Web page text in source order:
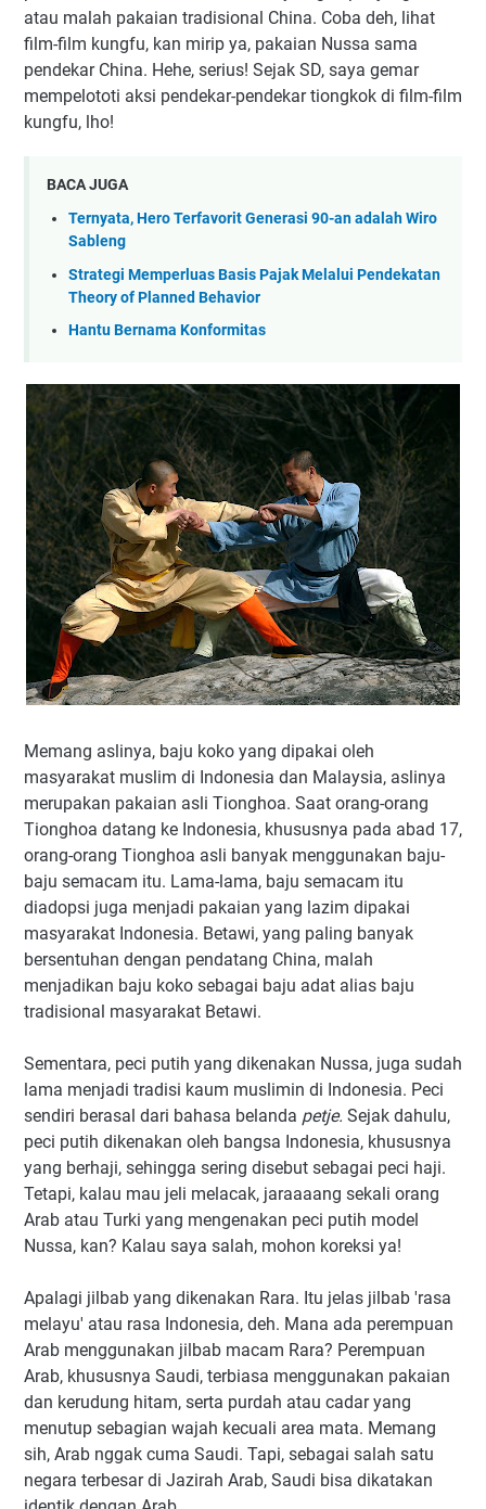
atau malah pakaian tradisional China. Coba deh, lihat
film-film kungfu, kan mirip ya, pakaian Nussa sama
pendekar China. Hehe, serius! Sejak SD, saya gemar
mempelototi aksi pendekar-pendekar tiongkok di film-film
kungfu, lho!
BACA JUGA
Ternyata, Hero Terfavorit Generasi 90-an adalah Wiro
Sableng
Strategi Memperluas Basis Pajak Melalui Pendekatan
Theory of Planned Behavior
Hantu Bernama Konformitas
Memang aslinya, baju koko yang dipakai oleh
masyarakat muslim di Indonesia dan Malaysia, aslinya
merupakan pakaian asli Tionghoa. Saat orang-orang
Tionghoa datang ke Indonesia, khususnya pada abad 17,
orang-orang Tionghoa asli banyak menggunakan baju-
baju semacam itu. Lama-lama, baju semacam itu
diadopsi juga menjadi pakaian yang lazim dipakai
masyarakat Indonesia. Betawi, yang paling banyak
bersentuhan dengan pendatang China, malah
menjadikan baju koko sebagai baju adat alias baju
tradisional masyarakat Betawi.
Sementara, peci putih yang dikenakan Nussa, juga sudah
lama menjadi tradisi kaum muslimin di Indonesia. Peci
sendiri berasal dari bahasa belanda petje. Sejak dahulu,
peci putih dikenakan oleh bangsa Indonesia, khususnya
yang berhaji, sehingga sering disebut sebagai peci haji.
Tetapi, kalau mau jeli melacak, jaraaaang sekali orang
Arab atau Turki yang mengenakan peci putih model
Nussa, kan? Kalau saya salah, mohon koreksi ya!
Apalagi jilbab yang dikenakan Rara. Itu jelas jilbab 'rasa
melayu' atau rasa Indonesia, deh. Mana ada perempuan
Arab menggunakan jilbab macam Rara? Perempuan
Arab, khususnya Saudi, terbiasa menggunakan pakaian
dan kerudung hitam, serta purdah atau cadar yang
menutup sebagian wajah kecuali area mata. Memang
sih, Arab nggak cuma Saudi. Tapi, sebagai salah satu
negara terbesar di Jazirah Arab, Saudi bisa dikatakan